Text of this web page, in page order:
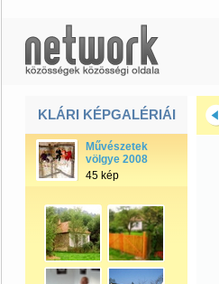
KLÁRI KÉPGALÉRIÁI
Művészetek
völgye 2008
45 kép